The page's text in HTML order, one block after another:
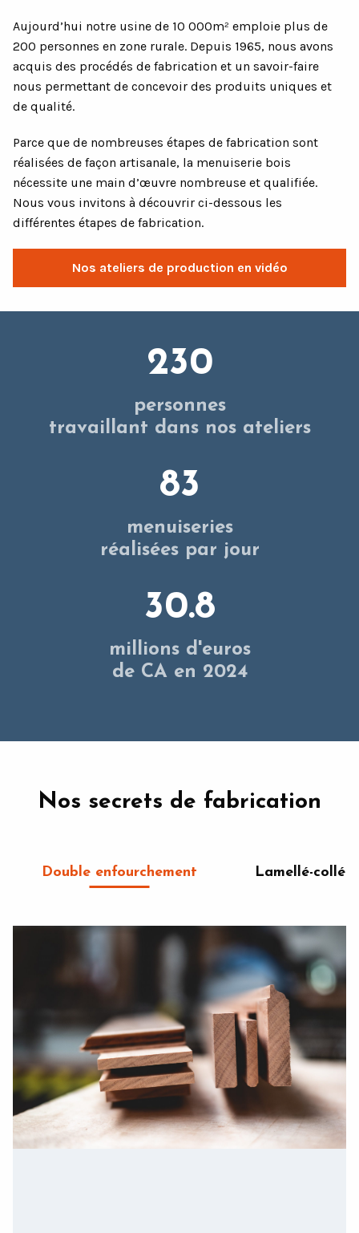
Aujourd’hui notre usine de 10 000m² emploie plus de
200 personnes en zone rurale. Depuis 1965, nous avons
acquis des procédés de fabrication et un savoir-faire
nous permettant de concevoir des produits uniques et
de qualité.
Parce que de nombreuses étapes de fabrication sont
réalisées de façon artisanale, la menuiserie bois
nécessite une main d’œuvre nombreuse et qualifiée.
Nous vous invitons à découvrir ci-dessous les
différentes étapes de fabrication.
Nos ateliers de production en vidéo
230
personnes
travaillant dans nos ateliers
83
menuiseries
réalisées par jour
30.8
millions d'euros
de CA en 2024
Nos secrets de fabrication
Double enfourchement Lamellé-collé